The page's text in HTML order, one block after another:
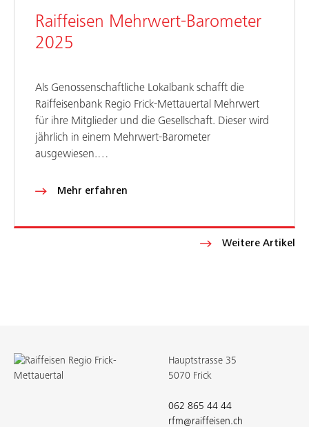
Weitere Artikel
Raiffeisen Mehrwert-Barometer
2025
Als Genossenschaftliche Lokalbank schafft die
Raiffeisenbank Regio Frick-Mettauertal Mehrwert
für ihre Mitglieder und die Gesellschaft. Dieser wird
jährlich in einem Mehrwert-Barometer
ausgewiesen.…
Mehr erfahren
Hauptstrasse 35
5070 Frick
062 865 44 44
rfm@raiffeisen.ch